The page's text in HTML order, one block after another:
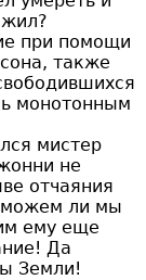
при помощи
также
монотонным
мистер
не
отчаяния
можем ли мы
ему еще
Да
Земли!